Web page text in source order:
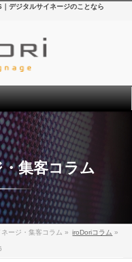
デジタルサイネージのことなら
集客コラム
ージ・集客コラム » iroDoriコラム »